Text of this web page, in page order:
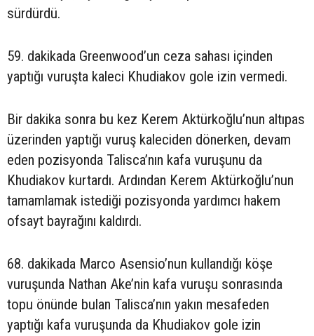
sürdürdü.
59. dakikada Greenwood’un ceza sahası içinden
yaptığı vuruşta kaleci Khudiakov gole izin vermedi.
Bir dakika sonra bu kez Kerem Aktürkoğlu’nun altıpas
üzerinden yaptığı vuruş kaleciden dönerken, devam
eden pozisyonda Talisca’nın kafa vuruşunu da
Khudiakov kurtardı. Ardından Kerem Aktürkoğlu’nun
tamamlamak istediği pozisyonda yardımcı hakem
ofsayt bayrağını kaldırdı.
68. dakikada Marco Asensio’nun kullandığı köşe
vuruşunda Nathan Ake’nin kafa vuruşu sonrasında
topu önünde bulan Talisca’nın yakın mesafeden
yaptığı kafa vuruşunda da Khudiakov gole izin